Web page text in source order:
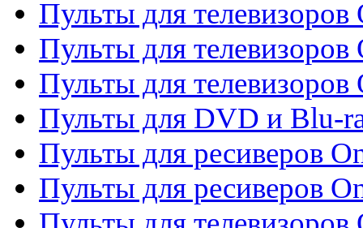
Пульты для телевизоров
Пульты для телевизоров
Пульты для телевизоров
Пульты для DVD и Blu-
Пульты для ресиверов
Пульты для ресиверов